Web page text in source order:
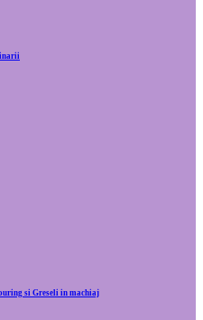
si Greseli in machiaj